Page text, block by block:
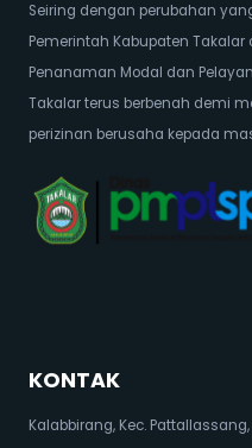
Seiring dengan perubahan
Pemerintah Kabupaten
Penanaman Modal dan
Takalar terus berbenah demi
perizinan berusaha kepada
KONTAK
Kalabbirang, Kec.